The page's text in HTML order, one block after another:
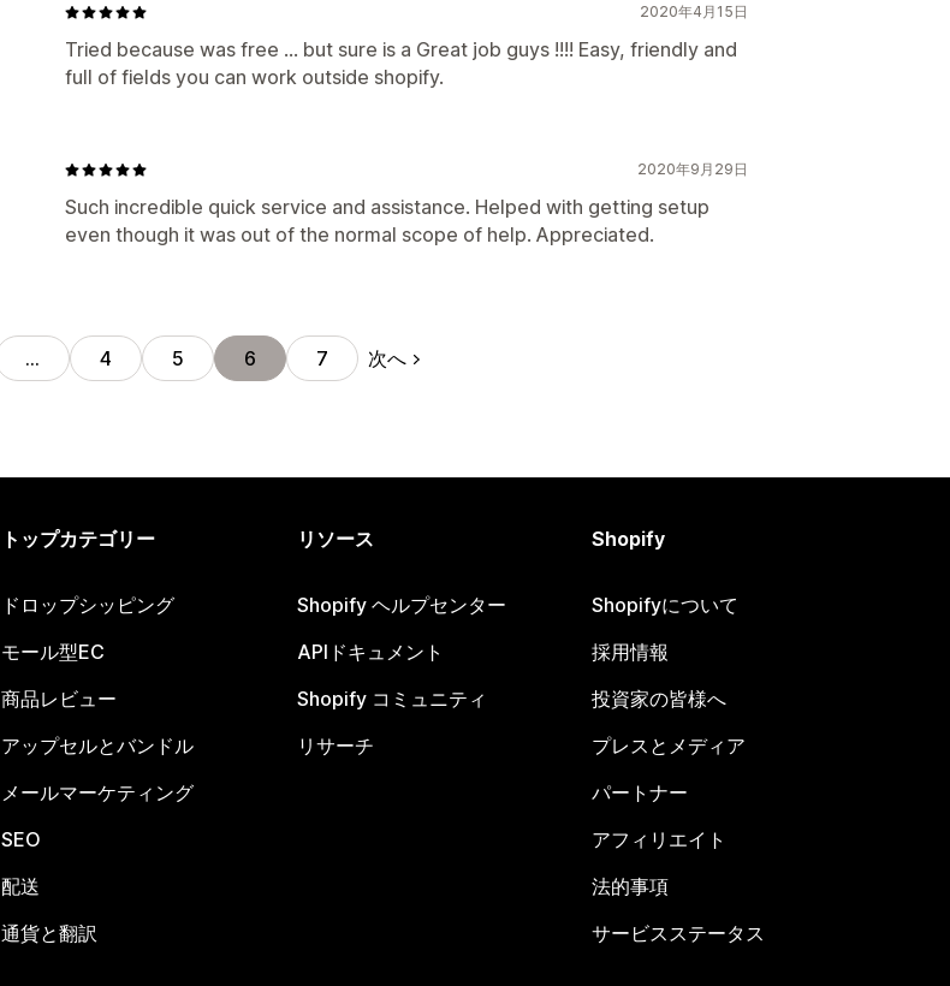
2020年4月15日
Tried because was free ... but sure is a Great job guys !!!! Easy, friendly and
full of fields you can work outside shopify.
2020年9月29日
Such incredible quick service and assistance. Helped with getting setup
even though it was out of the normal scope of help. Appreciated.
… 4 5 6 7 次へ
トップカテゴリー
ドロップシッピング
モール型EC
商品レビュー
アップセルとバンドル
メールマーケティング
SEO
配送
通貨と翻訳
リソース
Shopify ヘルプセンター
APIドキュメント
Shopify コミュニティ
リサーチ
Shopify
Shopifyについて
採用情報
投資家の皆様へ
プレスとメディア
パートナー
アフィリエイト
法的事項
サービスステータス